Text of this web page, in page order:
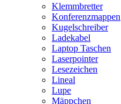
Klemmbretter
Konferenzmappen
Kugelschreiber
Ladekabel
Laptop Taschen
Laserpointer
Lesezeichen
Lineal
Lupe
Mäppchen